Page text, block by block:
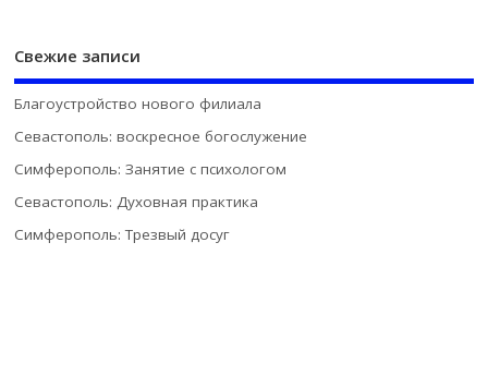
Свежие записи
Благоустройство нового филиала
Севастополь: воскресное богослужение
Симферополь: Занятие с психологом
Севастополь: Духовная практика
Симферополь: Трезвый досуг